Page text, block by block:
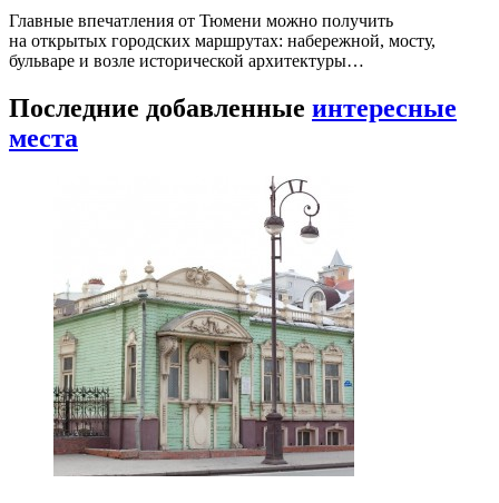
Главные впечатления от Тюмени можно получить
на открытых городских маршрутах: набережной, мосту,
бульваре и возле исторической архитектуры…
Последние добавленные интересные
места